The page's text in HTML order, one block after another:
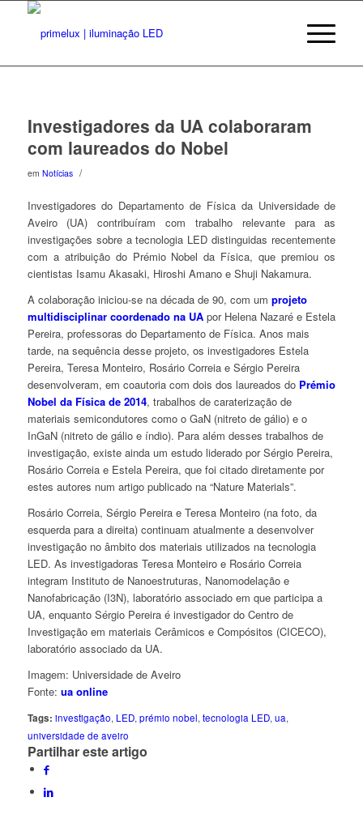
Investigadores da UA colaboraram
com laureados do Nobel
em Notícias /
Investigadores do Departamento de Física da Universidade de
Aveiro (UA) contribuíram com trabalho relevante para as
investigações sobre a tecnologia LED distinguidas recentemente
com a atribuição do Prémio Nobel da Física, que premiou os
cientistas Isamu Akasaki, Hiroshi Amano e Shuji Nakamura.
A colaboração iniciou-se na década de 90, com um projeto
multidisciplinar coordenado na UApor Helena Nazaré e Estela
Pereira, professoras do Departamento de Física. Anos mais
tarde, na sequência desse projeto, os investigadores Estela
Pereira, Teresa Monteiro, Rosário Correia e Sérgio Pereira
desenvolveram, em coautoria com dois dos laureados do Prémio
Nobel da Física de 2014, trabalhos de caraterização de
materiais semicondutores como o GaN (nitreto de gálio) e o
InGaN (nitreto de gálio e índio). Para além desses trabalhos de
investigação, existe ainda um estudo liderado por Sérgio Pereira,
Rosário Correia e Estela Pereira, que foi citado diretamente por
estes autores num artigo publicado na “Nature Materials”.
Rosário Correia, Sérgio Pereira e Teresa Monteiro (na foto, da
esquerda para a direita) continuam atualmente a desenvolver
investigação no âmbito dos materiais utilizados na tecnologia
LED. As investigadoras Teresa Monteiro e Rosário Correia
integram Instituto de Nanoestruturas, Nanomodelação e
Nanofabricação (I3N), laboratório associado em que participa a
UA, enquanto Sérgio Pereira é investigador do Centro de
Investigação em materiais Cerâmicos e Compósitos (CICECO),
laboratório associado da UA.
Imagem: Universidade de Aveiro
Fonte: ua online
Tags: investigação, LED,prémio nobel,tecnologia LED,ua,
universidade de aveiro
Partilhar este artigo